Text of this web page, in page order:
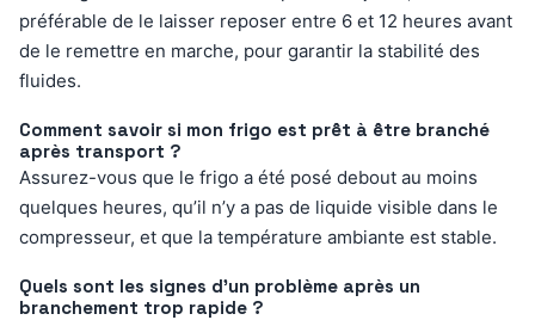
préférable de le laisser reposer entre 6 et 12 heures avant
de le remettre en marche, pour garantir la stabilité des
fluides.
Comment savoir si mon frigo est prêt à être branché
après transport ?
Assurez-vous que le frigo a été posé debout au moins
quelques heures, qu’il n’y a pas de liquide visible dans le
compresseur, et que la température ambiante est stable.
Quels sont les signes d’un problème après un
branchement trop rapide ?